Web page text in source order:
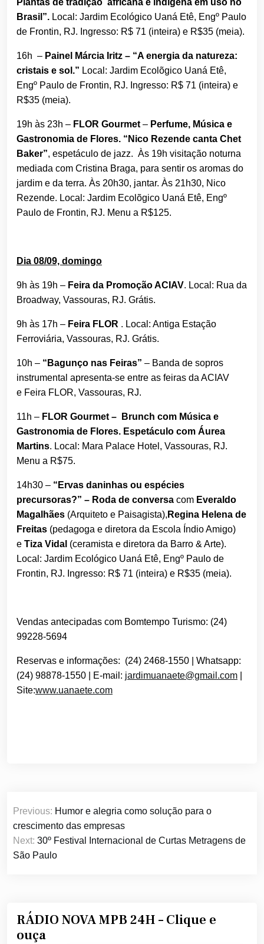
Plantas de tradição africana e indígena em uso no
Brasil”. Local: Jardim Ecológico Uaná Etê, Engº Paulo
de Frontin, RJ. Ingresso: R$ 71 (inteira) e R$35 (meia).
16h – Painel Márcia Iritz – “A energia da natureza:
cristais e sol.” Local: Jardim Ecolõgico Uaná Etê,
Engº Paulo de Frontin, RJ. Ingresso: R$ 71 (inteira) e
R$35 (meia).
19h às 23h – FLOR Gourmet – Perfume, Música e
Gastronomia de Flores. “Nico Rezende canta Chet
Baker”, espetáculo de jazz. Às 19h visitação noturna
mediada com Cristina Braga, para sentir os aromas do
jardim e da terra. Às 20h30, jantar. Às 21h30, Nico
Rezende. Local: Jardim Ecolõgico Uaná Etê, Engº
Paulo de Frontin, RJ. Menu a R$125.
Dia 08/09, domingo
9h às 19h – Feira da Promoção ACIAV. Local: Rua da
Broadway, Vassouras, RJ. Grátis.
9h às 17h – Feira FLOR . Local: Antiga Estação
Ferroviária, Vassouras, RJ. Grátis.
10h – “Bagunço nas Feiras” – Banda de sopros
instrumental apresenta-se entre as feiras da ACIAV
e Feira FLOR, Vassouras, RJ.
11h – FLOR Gourmet – Brunch com Música e
Gastronomia de Flores. Espetáculo com Áurea
Martins. Local: Mara Palace Hotel, Vassouras, RJ.
Menu a R$75.
14h30 – “Ervas daninhas ou espécies
precursoras?” – Roda de conversa com Everaldo
Magalhães (Arquiteto e Paisagista), Regina Helena de
Freitas (pedagoga e diretora da Escola Índio Amigo)
e Tiza Vidal (ceramista e diretora da Barro & Arte).
Local: Jardim Ecológico Uaná Etê, Engº Paulo de
Frontin, RJ. Ingresso: R$ 71 (inteira) e R$35 (meia).
Vendas antecipadas com Bomtempo Turismo: (24)
99228-5694
Reservas e informações: (24) 2468-1550 | Whatsapp:
(24) 98878-1550 | E-mail: jardimuanaete@gmail.com
Site:www.uanaete.com
Navegação
de
Post
Previous: Humor e alegria como solução para o
crescimento das empresas
Next: 30º Festival Internacional de Curtas Metragens de
São Paulo
RÁDIO NOVA MPB 24H – Clique e
ouça